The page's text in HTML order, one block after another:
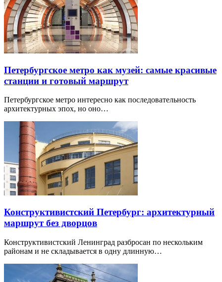
Петербургское метро как музей: самые красивые
станции и готовый маршрут
Петербургское метро интересно как последовательность
архитектурных эпох, но оно…
Конструктивистский Петербург: архитектурный
маршрут без дворцов
Конструктивистский Ленинград разбросан по нескольким
районам и не складывается в одну длинную…